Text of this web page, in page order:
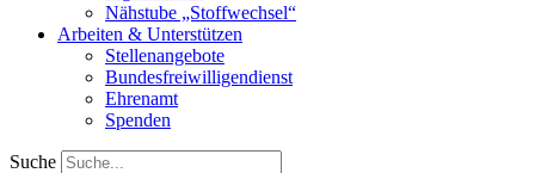
Nähstube „Stoffwechsel“
Arbeiten & Unterstützen
Stellenangebote
Bundesfreiwilligendienst
Ehrenamt
Spenden
Suche